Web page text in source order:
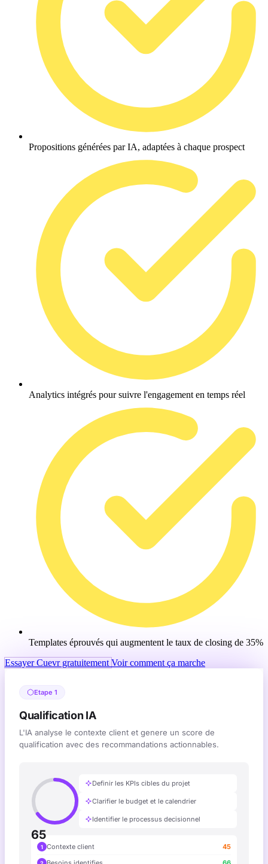
Propositions générées par IA, adaptées à chaque prospect
Analytics intégrés pour suivre l'engagement en temps réel
Templates éprouvés qui augmentent le taux de closing de 35%
Essayer Cuevr gratuitementVoir comment ça marche
Etape 1
Qualification IA
L'IA analyse le contexte client et genere un score de
qualification avec des recommandations actionnables.
65
Definir les KPIs cibles du projet
Clarifier le budget et le calendrier
Identifier le processus decisionnel
1 Contexte client 45